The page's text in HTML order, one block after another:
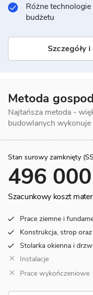
Metoda
Najtańsza metoda -
budowlanych
Stan surowy zamknięty
496 000
Szacunkowy koszt
Prace ziemne i
Konstrukcja, strop
Stolarka okienna i
Instalacje
Prace wykończeniowe
Różne
budżetu
Szczegóły